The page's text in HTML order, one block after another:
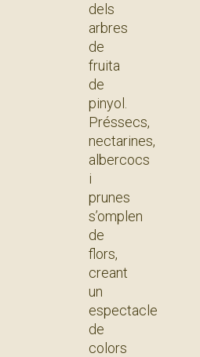
dels
arbres
de
fruita
de
pinyol.
Préssecs,
nectarines,
albercocs
i
prunes
s’omplen
de
flors,
creant
un
espectacle
de
colors